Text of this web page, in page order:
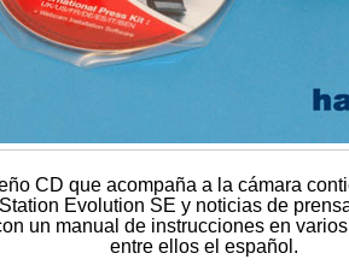
CD que acompaña a la cámara
Evolution SE y noticias de
un manual de instrucciones en
entre ellos el español.